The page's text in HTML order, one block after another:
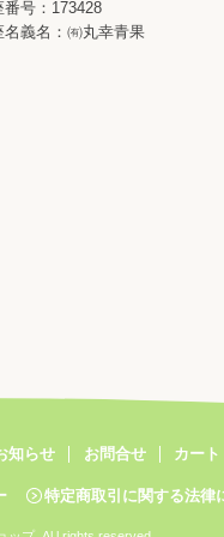
番号：173428
名義名：㈲丸幸青果
知らせ お問合せ カート
特定商取引に関する法律